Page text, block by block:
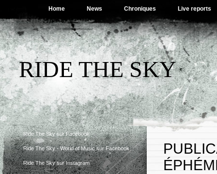
Home News Chroniques Live reports
RIDE THE SKY
Ride The Sky sur Facebook
Ride The Sky - World of Music sur Facebook
Ride The Sky sur Instagram